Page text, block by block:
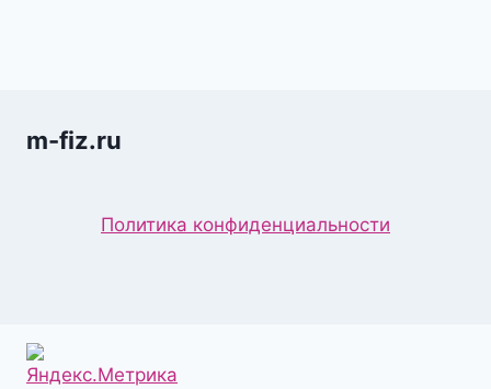
m-fiz.ru
Политика конфиденциальности